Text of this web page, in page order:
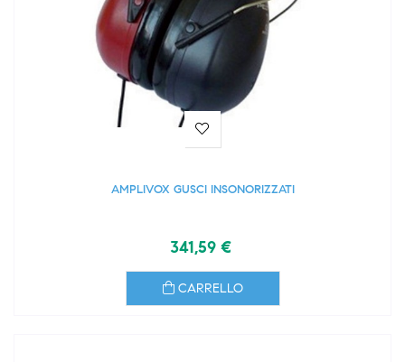
AMPLIVOX GUSCI INSONORIZZATI
341,59 €
CARRELLO